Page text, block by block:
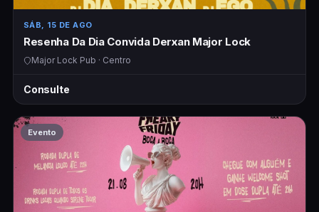
SÁB, 15 DE AGO
Resenha Da Dia Convida Derxan Major Lock
Major Lock Pub · Centro
Consulte
Evento